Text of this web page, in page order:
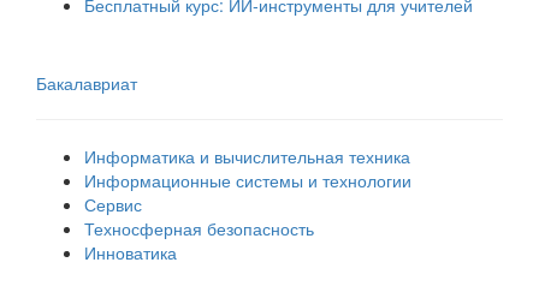
Бакалавриат
Информатика и вычислительная техника
Информационные системы и технологии
Сервис
Техносферная безопасность
Инноватика